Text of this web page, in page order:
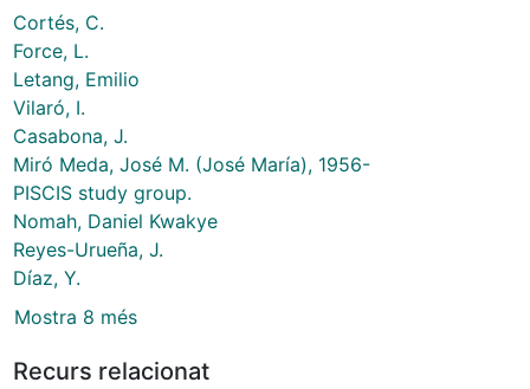
Cortés, C.
Force, L.
Letang, Emilio
Vilaró, I.
Casabona, J.
Miró Meda, José M. (José María), 1956-
PISCIS study group.
Nomah, Daniel Kwakye
Reyes-Urueña, J.
Díaz, Y.
Mostra 8 més
Recurs relacionat